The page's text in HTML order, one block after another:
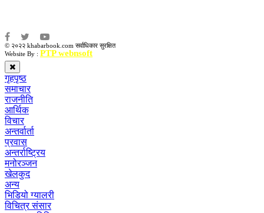
© २०२२ khabarbook.com सर्वाधिकार सुरक्षित
Website By : PTP webnsoft
गृहपृष्ठ
समाचार
राजनीति
आर्थिक
विचार
अन्तर्वार्ता
प्रवास
अन्तर्राष्ट्रिय
मनोरञ्जन
खेलकुद
अन्य
भिडियो ग्यालरी
विचित्र संसार